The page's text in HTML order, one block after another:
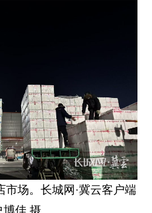
市场。长城网·冀云客户端
博佳 摄